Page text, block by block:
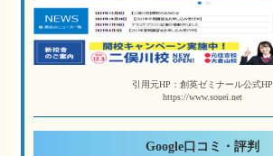
引用元HP：創英ゼミナール公式HP
https://www.souei.net
Google 口コミ・評判